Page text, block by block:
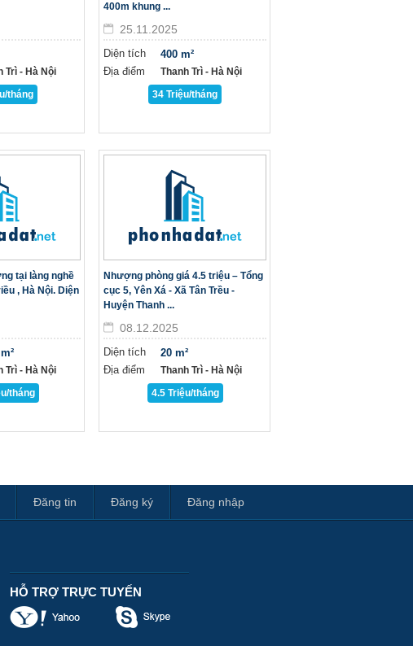
Trì - Hà Nội
tháng
400m khung ...
25.11.2025
Diện tích
Địa điểm
400 m²
Thanh Trì - Hà Nội
34 Triệu/tháng
tại làng nghề
, Hà Nội. Diện
Trì - Hà Nội
tháng
Nhượng phòng giá 4.5 triệu – Tổng
cục 5, Yên Xá - Xã Tân Trều -
Huyện Thanh ...
08.12.2025
Diện tích
Địa điểm
20 m²
Thanh Trì - Hà Nội
4.5 Triệu/tháng
Đăng tin Đăng ký Đăng nhập
HỖ TRỢ TRỰC TUYẾN